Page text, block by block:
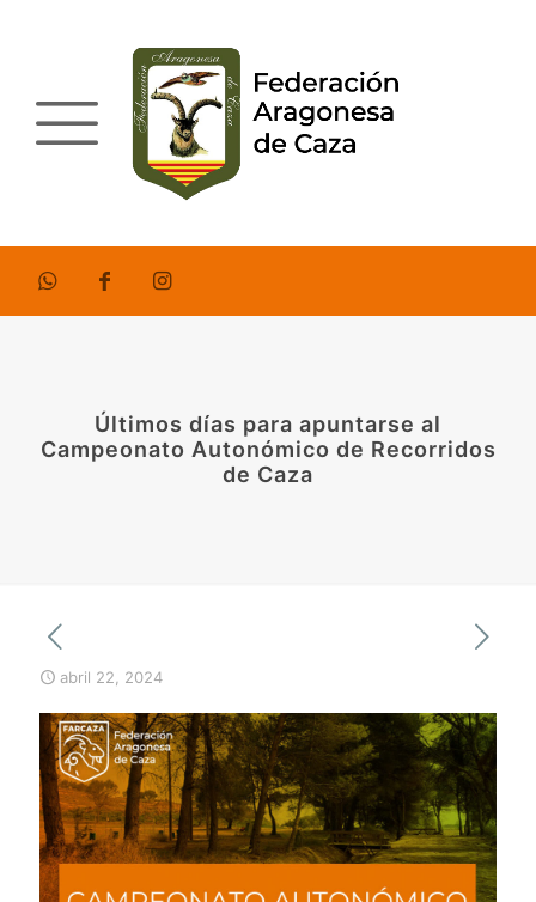
Últimos días para apuntarse al
Campeonato Autonómico de Recorridos
de Caza
abril 22, 2024